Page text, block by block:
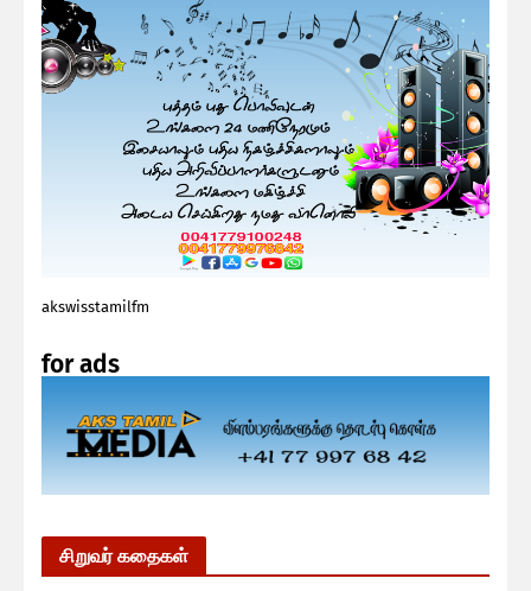
akswisstamilfm
for ads
சிறுவர் கதைகள்